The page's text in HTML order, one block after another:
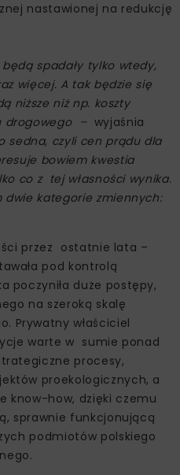
nastawionej na redukcję
spadały tylko wtedy,
więcej. A tak będzie się
niższe niż np. koszty
drogowego – wyjaśnia
sedna, czyli cen prądu dla
bowiem kwestia
co z tej własności wynika.
dwie kategorie zmiennych:
przez ostatnie lata –
pod kontrolą
poczyniła duże postępy,
na szeroką skalę
Prywatny właściciel
warte w sumie ponad
procesy,
proekologicznych, a
know-how, dzięki czemu
sprawnie funkcjonującą
podmiotów polskiego